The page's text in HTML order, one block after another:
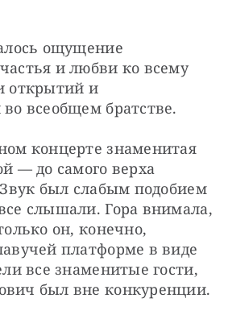
ощущение
и любви ко всему
открытий и
всеобщем братстве.
концерте знаменитая
— до самого верха
Звук был слабым подобием
слышали. Гора внимала,
он, конечно,
платформе в виде
все знаменитые гости,
был вне конкуренции.